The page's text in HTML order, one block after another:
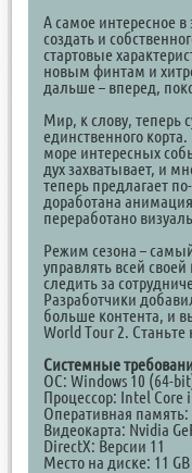
А самое интересное
создать и
стартовые
новым финтам и
дальше – вперед,
Мир, к слову, теперь
единственного
море интересных
дух захватывает, и
теперь предлагает
доработана
переработано
Режим сезона –
управлять всей
следить за
Разработчики
больше контента, и
World Tour 2.
Системные
ОС: Windows 10 (64-
Процессор: Intel Core
Оперативная память:
Видеокарта: Nvidia
DirectX: Версии 11
Место на диске: 11 GB